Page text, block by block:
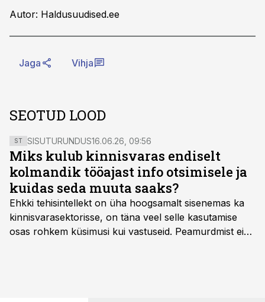
Autor: Haldusuudised.ee
Jaga Vihja
SEOTUD LOOD
ST SISUTURUNDUS16.06.26, 09:56
Miks kulub kinnisvaras endiselt
kolmandik tööajast info otsimisele ja
kuidas seda muuta saaks?
Ehkki tehisintellekt on üha hoogsamalt sisenemas ka
kinnisvarasektorisse, on täna veel selle kasutamise
osas rohkem küsimusi kui vastuseid. Peamurdmist ei